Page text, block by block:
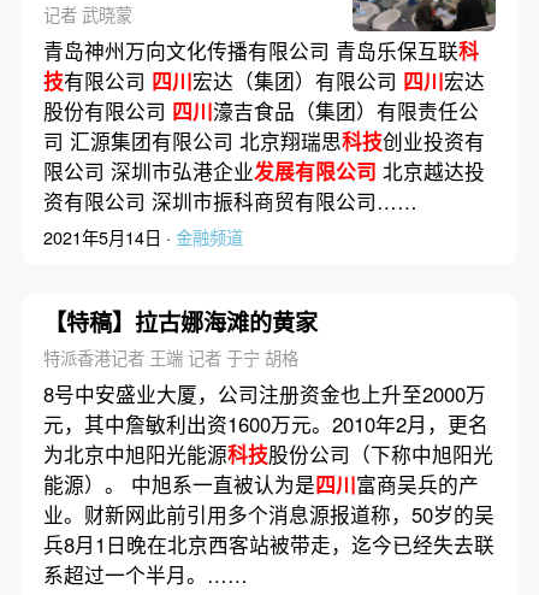
记者 武晓蒙
青岛神州万向文化传播有限公司 青岛乐保互联科
技有限公司 四川宏达（集团）有限公司 四川宏达
股份有限公司 四川濠吉食品（集团）有限责任公
司 汇源集团有限公司 北京翔瑞思科技创业投资有
限公司 深圳市弘港企业发展有限公司 北京越达投
资有限公司 深圳市振科商贸有限公司……
2021年5月14日 · 金融频道
【特稿】拉古娜海滩的黄家
特派香港记者 王端 记者 于宁 胡格
8号中安盛业大厦，公司注册资金也上升至2000万
元，其中詹敏利出资1600万元。2010年2月，更名
为北京中旭阳光能源科技股份公司（下称中旭阳光
能源）。 中旭系一直被认为是四川富商吴兵的产
业。财新网此前引用多个消息源报道称，50岁的吴
兵8月1日晚在北京西客站被带走，迄今已经失去联
系超过一个半月。……